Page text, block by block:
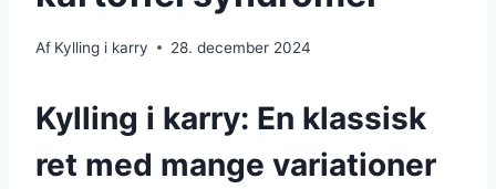
Af Kylling i karry 28. december 2024
Kylling i karry: En klassisk
ret med mange variationer